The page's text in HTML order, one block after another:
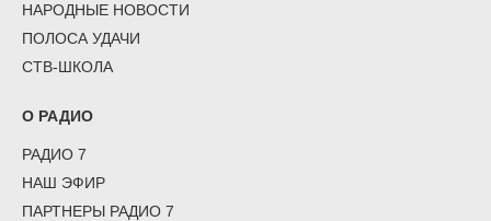
НАРОДНЫЕ НОВОСТИ
ПОЛОСА УДАЧИ
СТВ-ШКОЛА
О РАДИО
РАДИО 7
НАШ ЭФИР
ПАРТНЕРЫ РАДИО 7